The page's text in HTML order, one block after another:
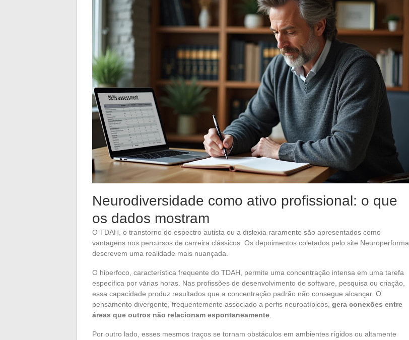
Neurodiversidade como ativo profissional: o que
os dados mostram
O TDAH, o transtorno do espectro autista ou a dislexia raramente são apresentados como
vantagens nos percursos de carreira clássicos. Os depoimentos coletados pelo site Neuroperforma
descrevem uma realidade mais nuançada.
O hiperfoco, característica frequente do TDAH, permite uma concentração intensa em uma tarefa
específica por várias horas. Nas profissões de desenvolvimento de software, pesquisa ou criação,
essa capacidade produz resultados que a concentração padrão não consegue alcançar. O
pensamento divergente, frequentemente associado a perfis neuroatípicos, gera conexões entre
áreas que outros não relacionam espontaneamente
Por outro lado, esses mesmos traços se tornam obstáculos em ambientes rígidos ou altamente